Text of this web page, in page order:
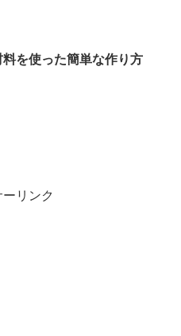
料を使った簡単な作り方
リンク